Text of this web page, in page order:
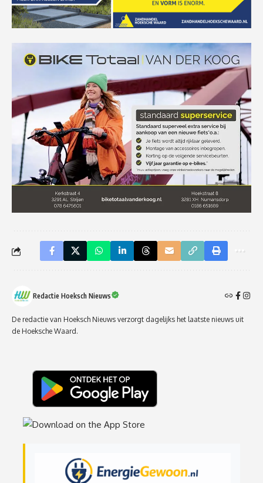
Redactie Hoeksch Nieuws
De redactie van Hoeksch Nieuws verzorgt dagelijks het laatste nieuws uit
de Hoeksche Waard.